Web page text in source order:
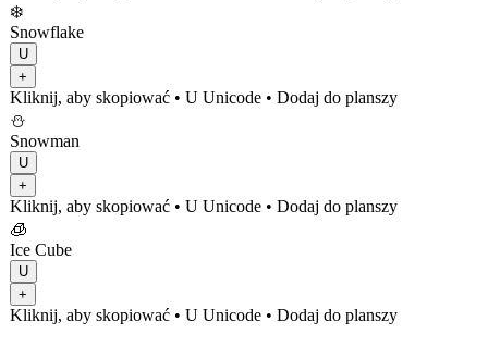
❄️
Snowflake
U
+
Kliknij, aby skopiować • U Unicode • Dodaj do planszy
⛄
Snowman
U
+
Kliknij, aby skopiować • U Unicode • Dodaj do planszy
🧊
Ice Cube
U
+
Kliknij, aby skopiować • U Unicode • Dodaj do planszy